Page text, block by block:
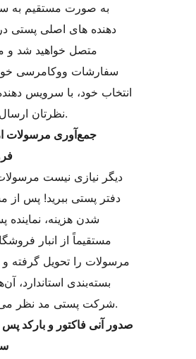
به صورت مستقیم به
دهنده های اصلی پستی
متصل خواهید شد و
سفارشات ووکامرسی
انتخاب خود، با سرویس
نظرتان ارسال نمایید.
جمع‌آوری مرسولات
دیگر نیازی نیست
دفتر پستی ببرید! پس
شدن هزینه،
مستقیماً از انبار
مرسولات را تحویل گرفته
بسته‌بندی استاندارد،
شرکت پستی مد نظر می‌سپارد.
صدور آنی فاکتور و بارکد پس